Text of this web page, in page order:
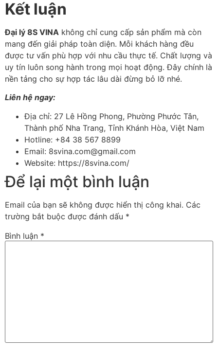
Kết luận
Đại lý 8S VINA không chỉ cung cấp sản phẩm mà còn
mang đến giải pháp toàn diện. Mỗi khách hàng đều
được tư vấn phù hợp với nhu cầu thực tế. Chất lượng và
uy tín luôn song hành trong mọi hoạt động. Đây chính là
nền tảng cho sự hợp tác lâu dài đừng bỏ lỡ nhé.
Liên hệ ngay:
Địa chỉ: 27 Lê Hồng Phong, Phường Phước Tân,
Thành phố Nha Trang, Tỉnh Khánh Hòa, Việt Nam
Hotline: +84 38 567 8899
Email: 8svina.com@gmail.com
Website: https://8svina.com/
Để lại một bình luận
Email của bạn sẽ không được hiển thị công khai. Các
trường bắt buộc được đánh dấu *
Bình luận *